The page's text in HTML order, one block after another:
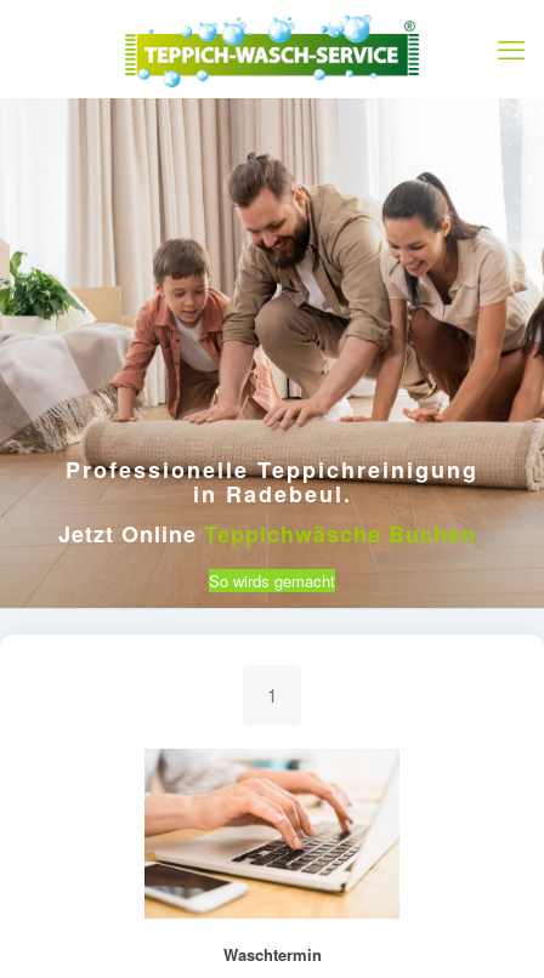
Jetzt Online Teppichwäsche Buchen
Professionelle Teppichreinigung
in Radebeul.
So wirds gemacht
1
Waschtermin